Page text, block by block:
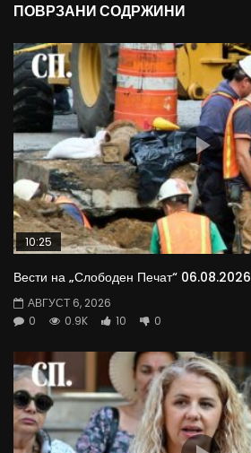
ПОВРЗАНИ СОДРЖИНИ
10:25
Вести на „Слободен Печат“ 06.08.2026
АВГУСТ 6, 2026
0
0.9K 10 0